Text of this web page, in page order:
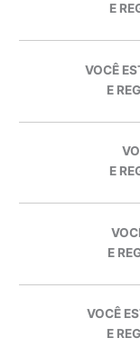
E
VOCÊ
E
E
E
VOCÊ
E